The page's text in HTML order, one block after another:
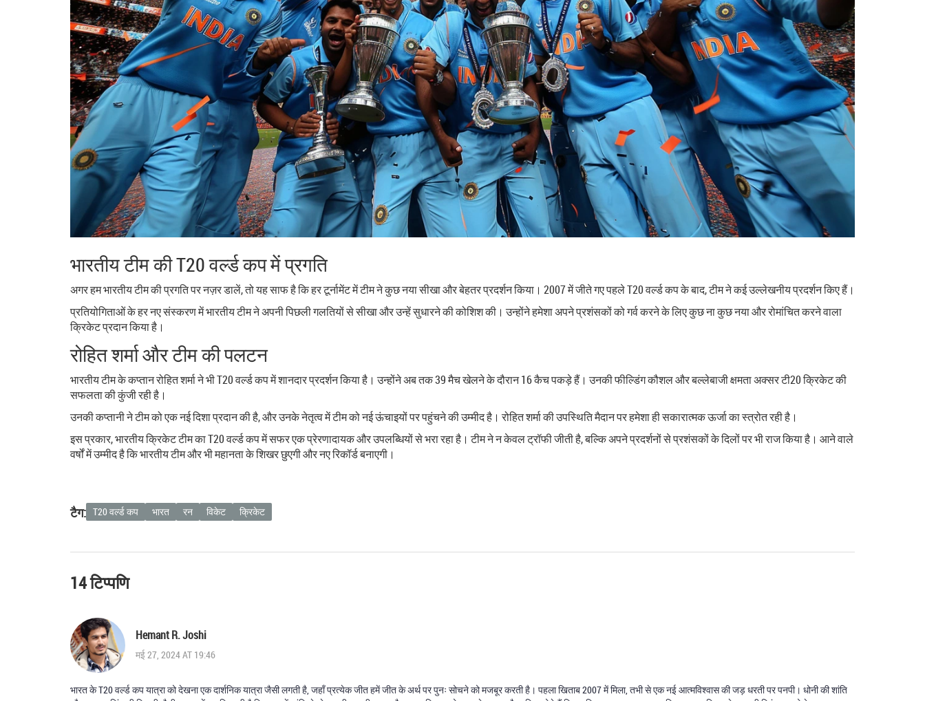
भारतीय टीम की T20 वर्ल्ड कप में प्रगति
अगर हम भारतीय टीम की प्रगति पर नज़र डालें, तो यह साफ है कि हर टूर्नामेंट में टीम ने कुछ नया सीखा और बेहतर प्रदर्शन किया। 2007 में जीते गए पहले T20 वर्ल्ड कप के बाद, टीम ने कई उल्लेखनीय प्रदर्शन किए हैं।
प्रतियोगिताओं के हर नए संस्करण में भारतीय टीम ने अपनी पिछली गलतियों से सीखा और उन्हें सुधारने की कोशिश की। उन्होंने हमेशा अपने प्रशंसकों को गर्व करने के लिए कुछ ना कुछ नया और रोमांचित करने वाला
क्रिकेट प्रदान किया है।
रोहित शर्मा और टीम की पलटन
भारतीय टीम के कप्तान रोहित शर्मा ने भी T20 वर्ल्ड कप में शानदार प्रदर्शन किया है। उन्होंने अब तक 39 मैच खेलने के दौरान 16 कैच पकड़े हैं। उनकी फील्डिंग कौशल और बल्लेबाजी क्षमता अक्सर टी20 क्रिकेट की
सफलता की कुंजी रही है।
उनकी कप्तानी ने टीम को एक नई दिशा प्रदान की है, और उनके नेतृत्व में टीम को नई ऊंचाइयों पर पहुंचने की उम्मीद है। रोहित शर्मा की उपस्थिति मैदान पर हमेशा ही सकारात्मक ऊर्जा का स्त्रोत रही है।
इस प्रकार, भारतीय क्रिकेट टीम का T20 वर्ल्ड कप में सफर एक प्रेरणादायक और उपलब्धियों से भरा रहा है। टीम ने न केवल ट्रॉफी जीती है, बल्‍कि अपने प्रदर्शनों से प्रशंसकों के दिलों पर भी राज किया है। आने वाले
वर्षों में उम्मीद है कि भारतीय टीम और भी महानता के शिखर छुएगी और नए रिकॉर्ड बनाएगी।
टैग: T20 वर्ल्ड कप भारत रन विकेट क्रिकेट
14 टिप्पणि
Hemant R. Joshi
मई 27, 2024 AT 19:46
भारत के T20 वर्ल्ड कप यात्रा को देखना एक दार्शनिक यात्रा जैसी लगती है, जहाँ प्रत्येक जीत हमें जीत के अर्थ पर पुनः सोचने को मजबूर करती है। पहला खिताब 2007 में मिला, तभी से एक नई आत्मविश्वास की जड़ धरती पर पनपी। धोनी की शांति